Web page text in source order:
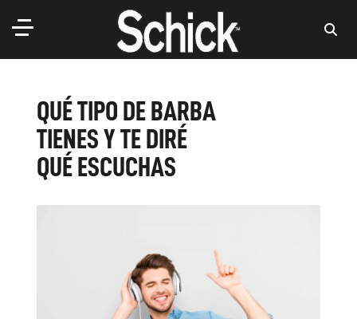
QUÉ TIPO DE BARBA
TIENES Y TE DIRÉ
QUÉ ESCUCHAS